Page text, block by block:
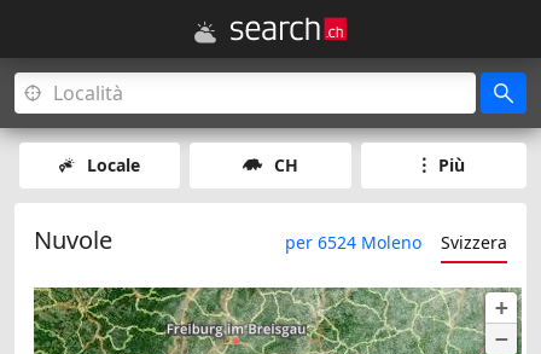
Locale CH Più
Nuvole per 6524 Moleno Svizzera
+
−